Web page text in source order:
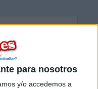
para nosotros
y/o accedemos a